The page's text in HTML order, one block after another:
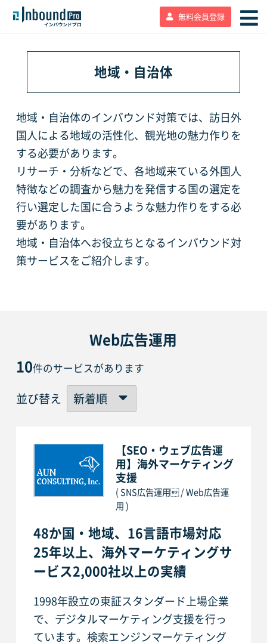
無料会員登録
地域・自治体
地域・自治体のインバウンド対策では、訪日外
国人による地域の活性化、観光地の魅力作りを
する必要があります。
リサーチ・分析などで、各地域来ている外国人
特徴などの調査から魅力を発信する国の選定を
行い選定した国に合うような魅力作りをする必
要があります。
地域・自治体へお役立ちとなるインバウンド対
策サービスをご紹介します。
Web広告運用
10件のサービスがあります
並び替え
【SEO・ウェブ広告運
用】海外マーケティング
支援
( SNS広告運用 / Web広告運
用 )
48か国・地域、16言語市場対応
25年以上、海外マーケティングサ
ービス2,000社以上の実績
1998年設立の東証スタンダード上場企業
で、デジタルマーケティング支援を行っ
ています。検索エンジンマーケティング